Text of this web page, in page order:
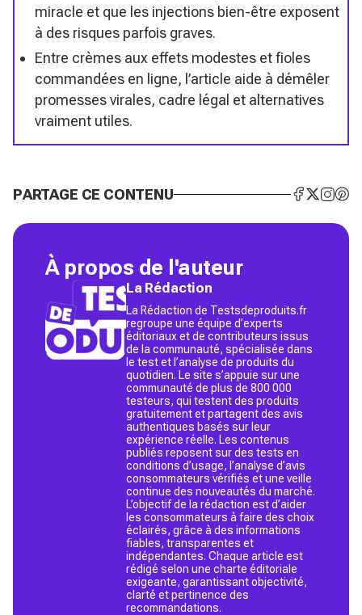
miracle et que les injections bien-être exposent
à des risques parfois graves.
Entre crèmes aux effets modestes et fioles
commandées en ligne, l’article aide à démêler
promesses virales, cadre légal et alternatives
vraiment utiles.
PARTAGE CE CONTENU
À propos de l'auteur
La Rédaction
La Rédaction de Testsdeproduits.fr
regroupe une équipe d’experts
éditoriaux et de contributeurs issus
de la communauté, spécialisée dans
le test et l’analyse de produits du
quotidien. Le site s’appuie sur une
communauté de plus de 800 000
testeurs, qui testent des produits
gratuitement et partagent des avis
authentiques basés sur leur
expérience réelle. Les contenus
publiés reposent sur des tests en
conditions d’usage, l’analyse d’avis
consommateurs vérifiés et une veille
continue des nouveautés du marché.
L’objectif de la rédaction est d’aider
les consommateurs à faire des choix
éclairés, grâce à des informations
fiables, transparentes et
indépendantes. Chaque article est
rédigé selon une charte éditoriale
exigeante, garantissant objectivité,
clarté et pertinence des
recommandations.